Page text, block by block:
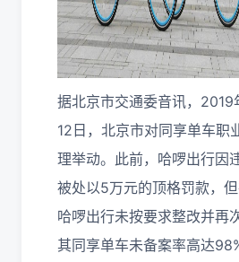
据北京市交通委音讯，2019
12日，北京市对同享单车职
理举动。此前，哈啰出行因
被处以5万元的顶格罚款，但
哈啰出行未按要求整改并再
其同享单车未备案率高达